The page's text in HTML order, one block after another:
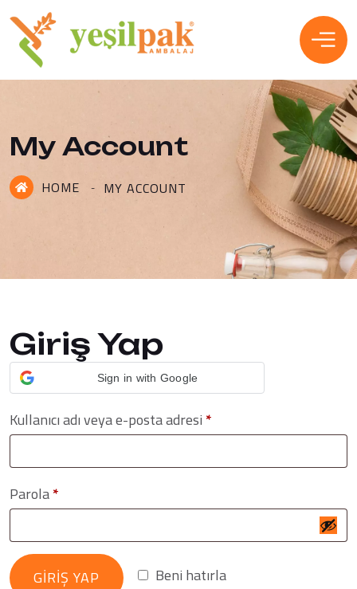
My Account
HOME MY ACCOUNT
Giriş Yap
Sign in with Google
Kullanıcı adı veya e-posta adresi *
Parola*
Beni hatırla
GIRIŞ YAP